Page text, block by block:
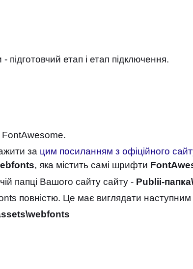
етап і етап підключення.
за цим посиланням з офіційного
, яка містить самі шрифти
папці Вашого сайту сайту - Publii-
повністю. Це має виглядати